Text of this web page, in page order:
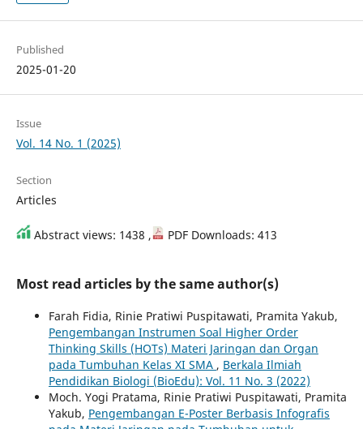
Published
2025-01-20
Issue
Vol. 14 No. 1 (2025)
Section
Articles
Abstract views: 1438 , PDF Downloads: 413
Most read articles by the same author(s)
Farah Fidia, Rinie Pratiwi Puspitawati, Pramita Yakub,
Pengembangan Instrumen Soal Higher Order
Thinking Skills (HOTs) Materi Jaringan dan Organ
pada Tumbuhan Kelas XI SMA , Berkala Ilmiah
Pendidikan Biologi (BioEdu): Vol. 11 No. 3 (2022)
Moch. Yogi Pratama, Rinie Pratiwi Puspitawati, Pramita
Yakub, Pengembangan E-Poster Berbasis Infografis